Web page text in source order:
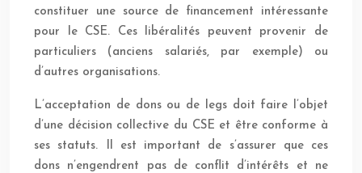
constituer une source de financement intéressante
pour le CSE. Ces libéralités peuvent provenir de
particuliers (anciens salariés, par exemple) ou
d’autres organisations.
L’acceptation de dons ou de legs doit faire l’objet
d’une décision collective du CSE et être conforme à
ses statuts. Il est important de s’assurer que ces
dons n’engendrent pas de conflit d’intérêts et ne